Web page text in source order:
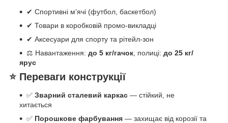
✔ Спортивні м’ячі (футбол, баскетбол)
✔ Товари в коробковій промо-викладці
✔ Аксесуари для спорту та рітейл-зон
⚖ Навантаження: до 5 кг/гачок , полиці: до 25 кг/
ярус
⭐ Переваги конструкції
✅ Зварний сталевий каркас — стійкий, не
хитається
✅ Порошкове фарбування — захищає від корозії та